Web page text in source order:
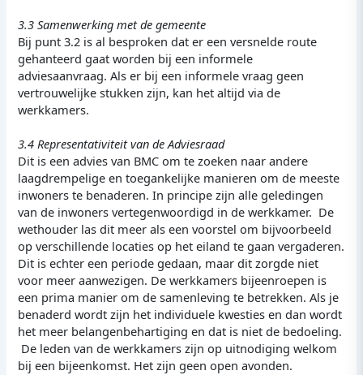
3.3 Samenwerking met de gemeente
Bij punt 3.2 is al besproken dat er een versnelde route
gehanteerd gaat worden bij een informele
adviesaanvraag. Als er bij een informele vraag geen
vertrouwelijke stukken zijn, kan het altijd via de
werkkamers.
3.4 Representativiteit van de Adviesraad
Dit is een advies van BMC om te zoeken naar andere
laagdrempelige en toegankelijke manieren om de meeste
inwoners te benaderen. In principe zijn alle geledingen
van de inwoners vertegenwoordigd in de werkkamer. De
wethouder las dit meer als een voorstel om bijvoorbeeld
op verschillende locaties op het eiland te gaan vergaderen.
Dit is echter een periode gedaan, maar dit zorgde niet
voor meer aanwezigen. De werkkamers bijeenroepen is
een prima manier om de samenleving te betrekken. Als je
benaderd wordt zijn het individuele kwesties en dan wordt
het meer belangenbehartiging en dat is niet de bedoeling.
De leden van de werkkamers zijn op uitnodiging welkom
bij een bijeenkomst. Het zijn geen open avonden.